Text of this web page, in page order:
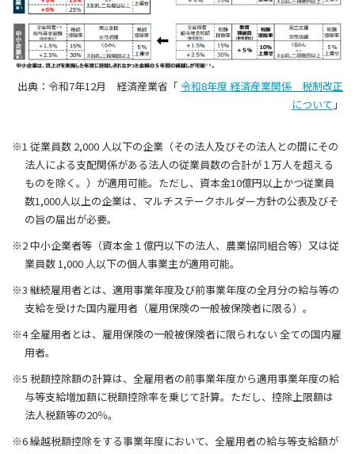
出典：令和7年12月 経済産業省「令和8年度 経済産業関係 税制改正
について 」
※1 従業員数 2,000 人以下の企業（その法人及びその法人との間にその
法人による支配関係がある法人の従業員数の合計が１万人を超える
ものを除く。）が適用可能。ただし、資本金10億円以上かつ従業員
数1,000人以上の企業は、マルチステークホルダー方針の公表及びそ
の旨の届出が必要。
※2 中小企業者等（資本金１億円以下の法人、農業協同組合等）又は従
業員数 1,000 人以下の個人事業主が適用可能。
※3 継続雇用者とは、適用事業年度及び前事業年度の全月分の給与等の
支給を受けた国内雇用者（雇用保険の一般被保険者に限る）。
※4 全雇用者とは、雇用保険の一般被保険者に限られない 全ての国内雇
用者。
※5 税額控除額の計算は、全雇用者の前事業年度から適用事業年度の給
与等支給増加額に税額控除率を乗じて計算。ただし、控除上限額は
法人税額等の20％。
※6 繰越税額控除をする事業年度において、全雇用者の給与等支給額が